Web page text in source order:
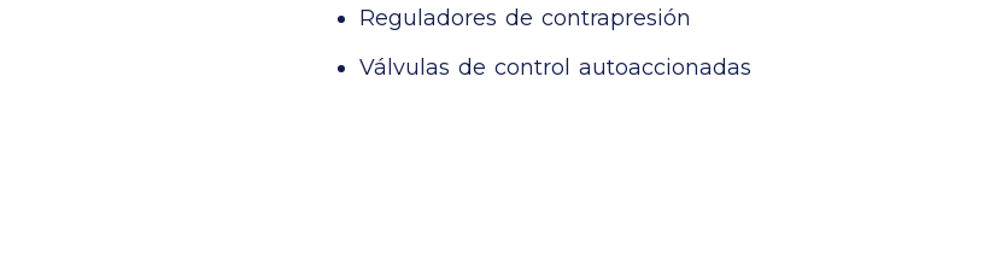
Reguladores de contrapresión
Válvulas de control autoaccionadas